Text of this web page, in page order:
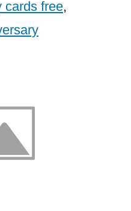
cards free,